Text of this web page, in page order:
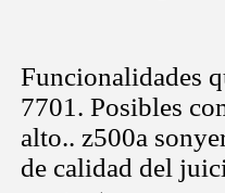
Funcionalidades
7701. Posibles
alto.. z500a
de calidad del